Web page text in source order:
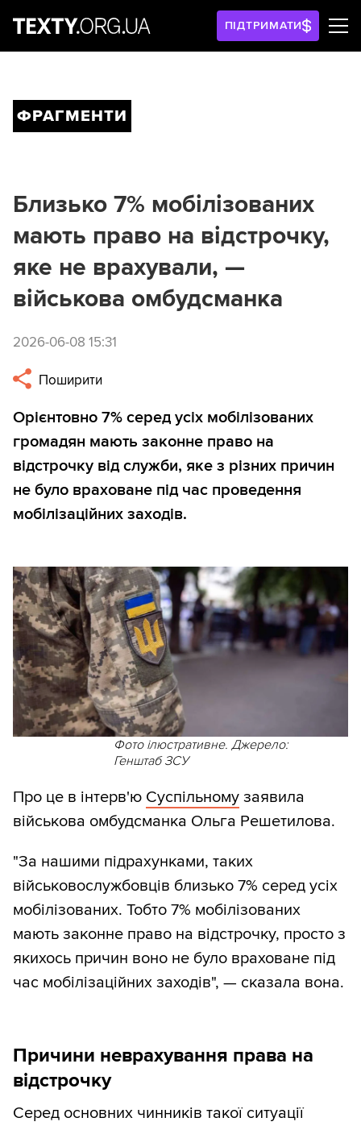
ПІДТРИМАТИ
ФРАГМЕНТИ
Близько 7% мобілізованих
мають право на відстрочку,
яке не врахували, —
військова омбудсманка
2026-06-08 15:31
Поширити
Орієнтовно 7% серед усіх мобілізованих
громадян мають законне право на
відстрочку від служби, яке з різних причин
не було враховане під час проведення
мобілізаційних заходів.
Фото ілюстративне. Джерело:
Генштаб ЗСУ
Про це в інтерв'ю Суспільному заявила
військова омбудсманка Ольга Решетилова.
"За нашими підрахунками, таких
військовослужбовців близько 7% серед усіх
мобілізованих. Тобто 7% мобілізованих
мають законне право на відстрочку, просто з
якихось причин воно не було враховане під
час мобілізаційних заходів", — сказала вона.
Причини неврахування права на
відстрочку
Серед основних чинників такої ситуації